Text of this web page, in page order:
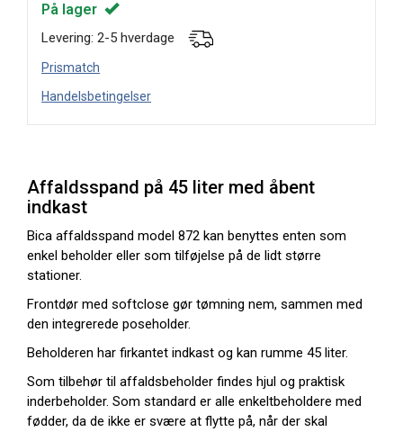
På lager
Levering: 2-5 hverdage
Prismatch
Handelsbetingelser
Affaldsspand på 45 liter med åbent
indkast
Bica affaldsspand model 872 kan benyttes enten som
enkel beholder eller som tilføjelse på de lidt større
stationer.
Frontdør med softclose gør tømning nem, sammen med
den integrerede poseholder.
Beholderen har firkantet indkast og kan rumme 45 liter.
Som tilbehør til affaldsbeholder findes hjul og praktisk
inderbeholder. Som standard er alle enkeltbeholdere med
fødder, da de ikke er svære at flytte på, når der skal